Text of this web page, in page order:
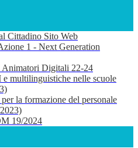
Cittadino Sito Web
1 - Next Generation
Animatori Digitali 22-24
multilinguistiche nelle scuole
la formazione del personale
19/2024